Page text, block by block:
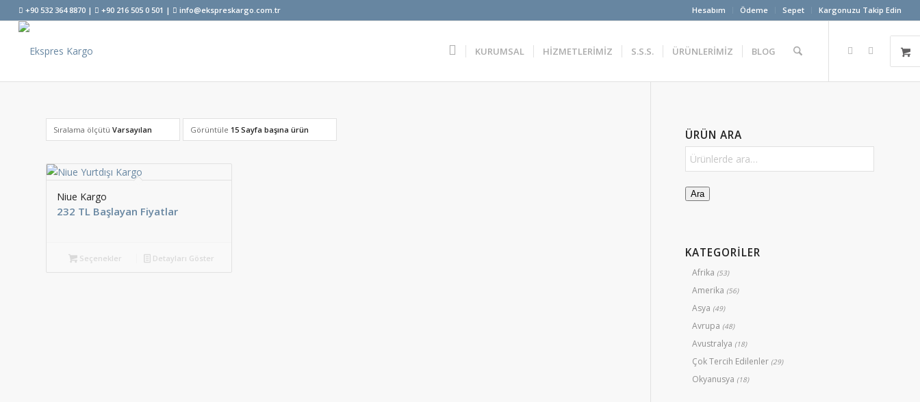
Hesabım Ödeme Sepet Kargonuzu Takip Edin
+90 532 364 8870 | +90 216 505 0 501 | info@ekspreskargo.com.tr
KURUMSAL HİZMETLERİMİZ S.S.S. ÜRÜNLERİMİZ BLOG
Sıralama ölçütü Varsayılan Görüntüle 15 Sayfa başına ürün
Niue Kargo
232 TL Başlayan Fiyatlar
Seçenekler Detayları Göster
ÜRÜN ARA
Ara
KATEGORİLER
Afrika (53)
Amerika (56)
Asya (49)
Avrupa (48)
Avustralya (18)
Çok Tercih Edilenler (29)
Okyanusya (18)